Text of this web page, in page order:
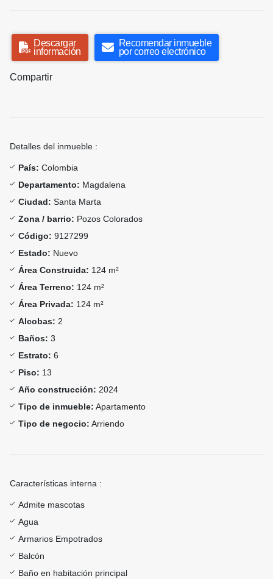
Descargar
información
Recomendar inmueble
por correo electrónico
Compartir
Detalles del inmueble :
País: Colombia
Departamento: Magdalena
Ciudad: Santa Marta
Zona / barrio: Pozos Colorados
Código: 9127299
Estado: Nuevo
Área Construida: 124 m²
Área Terreno: 124 m²
Área Privada: 124 m²
Alcobas: 2
Baños: 3
Estrato: 6
Piso: 13
Año construcción: 2024
Tipo de inmueble: Apartamento
Tipo de negocio: Arriendo
Características interna :
Admite mascotas
Agua
Armarios Empotrados
Balcón
Baño en habitación principal